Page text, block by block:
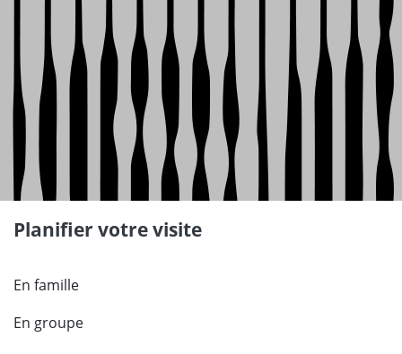
Planifier votre visite
En famille
En groupe